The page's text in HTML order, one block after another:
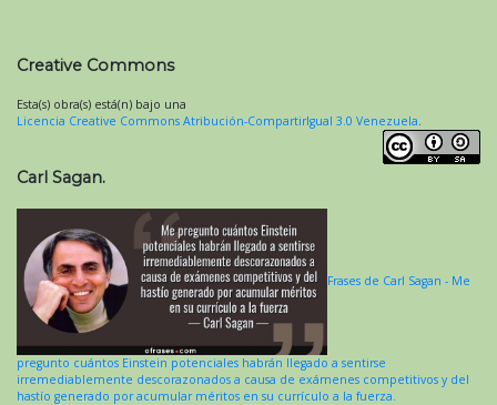
Creative Commons
Esta(s) obra(s) está(n) bajo una
Licencia Creative Commons Atribución-CompartirIgual 3.0 Venezuela.
Carl Sagan.
Frases de Carl Sagan - Me
pregunto cuántos Einstein potenciales habrán llegado a sentirse
irremediablemente descorazonados a causa de exámenes competitivos y del
hastío generado por acumular méritos en su currículo a la fuerza.